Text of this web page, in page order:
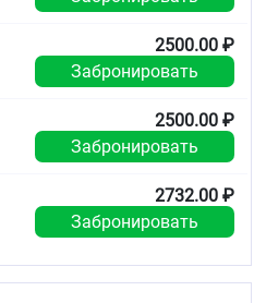
2500.00 ₽
Забронировать
2500.00 ₽
Забронировать
2732.00 ₽
Забронировать